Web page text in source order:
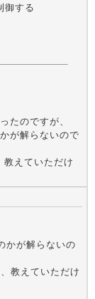
御する
たのですが、
が解らないので
教えていただけ
かが解らないの
教えていただけ